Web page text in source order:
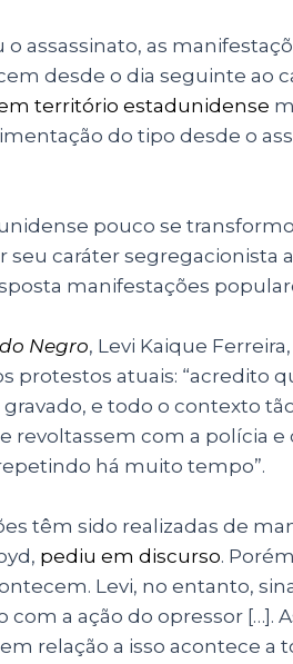
assassinato, as
desde o dia seguinte ao
território estadunidense
do tipo desde o
pouco se
caráter segregacionista
manifestações
Negro, Levi Kaique
protestos atuais: “acredito
e todo o contexto
revoltassem com a polícia e
há muito tempo”.
têm sido realizadas de
pediu em discurso.
Levi, no entanto,
a ação do opressor […].
relação a isso acontece a